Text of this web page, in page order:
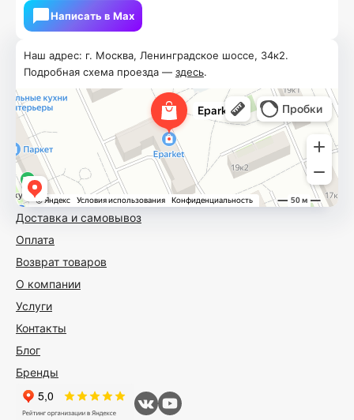
Доставка и самовывоз
Оплата
Возврат товаров
О компании
Услуги
Контакты
Блог
Бренды
Наш адрес: г. Москва, Ленинградское шоссе, 34к2.
Подробная схема проезда — здесь.
Написать в Мах